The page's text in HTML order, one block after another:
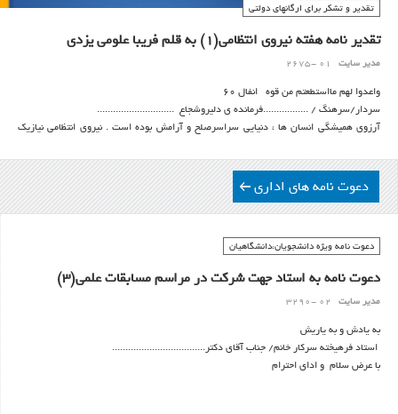
تقدیر و تشکر برای ارگانهای دولتی
تقدیر نامه هفته نیروی انتظامی(1) به قلم فریبا علومی یزدی
مدیر سایت 01 -2675
واعدوا لهم مااستطعتم من قوه انفال 60
سردار/سرهنگ / .................فرمانده ی دلیروشجاع .............................
آرزوی همیشگی انسان ها ، دنیایی سراسرصلح و آرامش بوده است . نیروی انتظامی نیازیک
جوامع تاکید دارند.
دعوت نامه های اداری
دعوت نامه ویژه دانشجویان،دانشگاهیان
دعوت نامه به استاد جهت شرکت در مراسم مسابقات علمی(3)
مدیر سایت 02 -3290
به یادش و به یاریش
استاد فرهیخته سرکار خانم/ جناب آقای دکتر...................................
با عرض سلام و ادای احترام